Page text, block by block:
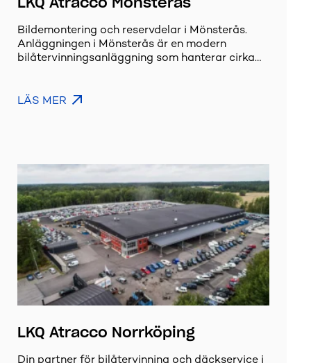
LKQ Atracco Mönsterås
Bildemontering och reservdelar i Mönsterås.
Anläggningen i Mönsterås är en modern
bilåtervinningsanläggning som hanterar cirka…
LÄS MER
LKQ Atracco Norrköping
Din partner för bilåtervinning och däckservice i